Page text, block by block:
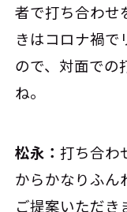
者で打ち合わせ
きはコロナ禍で
ので、対面での
ね。
松永：打ち合わ
からかなりふん
ご提案いただき